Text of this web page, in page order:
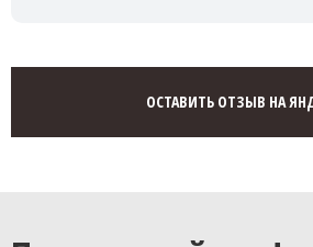
ОСТАВИТЬ ОТЗЫВ НА